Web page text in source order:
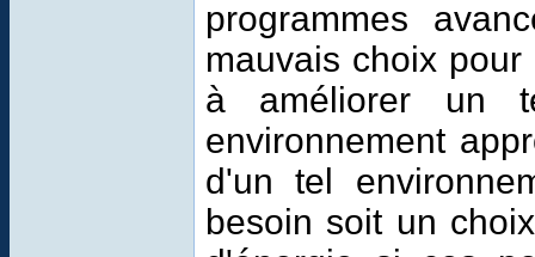
programmes
mauvais choix
à améliorer un
environnement
d'un tel
besoin soit un